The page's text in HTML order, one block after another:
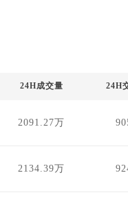
24H成交量 24H
2091.27万
2134.39万